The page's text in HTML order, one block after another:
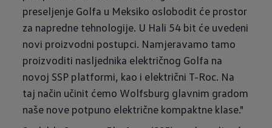
preseljenje Golfa u Meksiko oslobodit će prostor
za napredne tehnologije. U Hali 54 bit će uvedeni
novi proizvodni postupci. Namjeravamo tamo
proizvoditi nasljednika električnog Golfa na
novoj SSP platformi, kao i električni T-Roc. Na
taj način učinit ćemo Wolfsburg glavnim gradom
naše nove potpuno električne kompaktne klase."